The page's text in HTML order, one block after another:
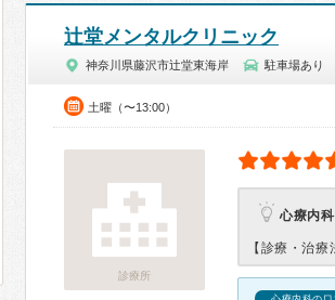
辻堂メンタルクリニック
神奈川県藤沢市辻堂東海岸 駐車場あり
土曜（〜13:00）
診療所
心療内
【診療・治療